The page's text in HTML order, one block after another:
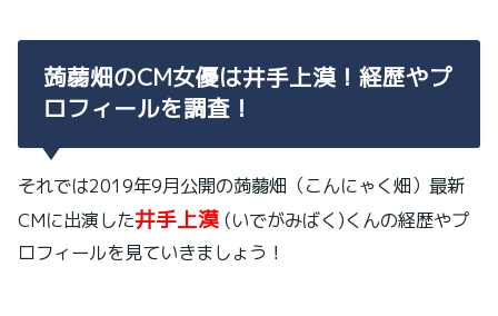
蒟蒻畑のCM女優は井手上漠！経歴やプ
ロフィールを調査！
それでは2019年9月公開の蒟蒻畑（こんにゃく畑）最新
CMに出演した井手上漠 (いでがみばく)くんの経歴やプ
ロフィールを見ていきましょう！